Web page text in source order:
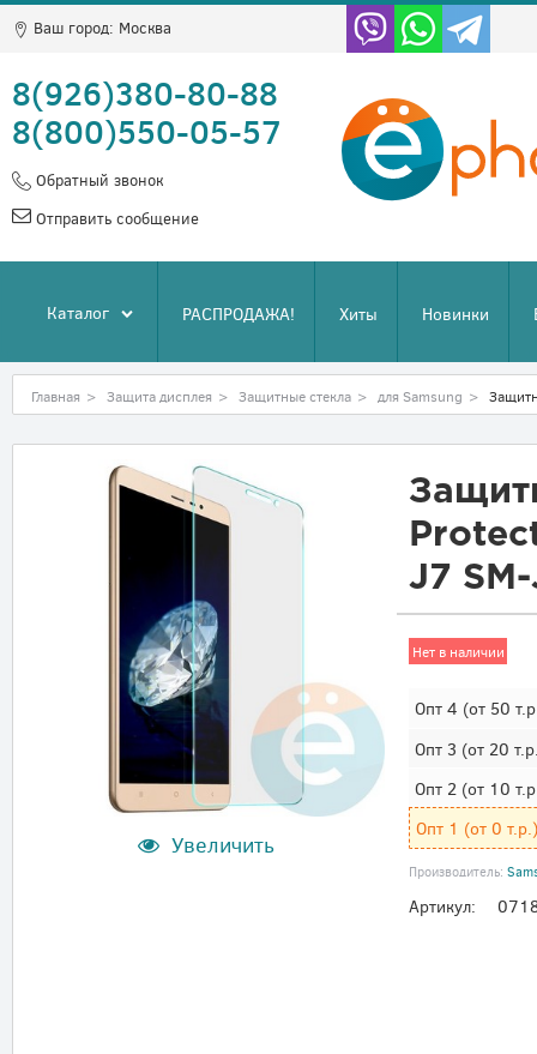
Ваш город: Москва
8(926)380-80-88
8(800)550-05-57
Обратный звонок
Отправить сообщение
Каталог РАСПРОДАЖА! Хиты Новинки
Главная > Защита дисплея > Защитные стекла > для Samsung >
Увеличить
J7
Нет в наличии
Опт 4 (от 50
Опт 3 (от 20
Опт 2(от 10
Опт 1 (от 0 т.р.)
Производитель:
Артикул: